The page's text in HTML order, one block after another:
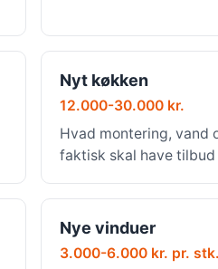
Nyt køkken
12.000-30.000 kr.
Hvad montering, vand
faktisk skal have tilbud
Nye vinduer
3.000-6.000 kr. pr. stk.